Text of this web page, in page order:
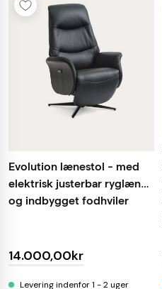
Evolution lænestol - med
elektrisk justerbar ryglæn
og indbygget fodhviler
14.000,00kr
Levering indenfor 1 - 2 uger